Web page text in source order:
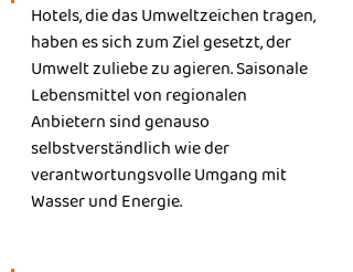
Hotels, die das Umweltzeichen tragen,
haben es sich zum Ziel gesetzt, der
Umwelt zuliebe zu agieren. Saisonale
Lebensmittel von regionalen
Anbietern sind genauso
selbstverständlich wie der
verantwortungsvolle Umgang mit
Wasser und Energie.